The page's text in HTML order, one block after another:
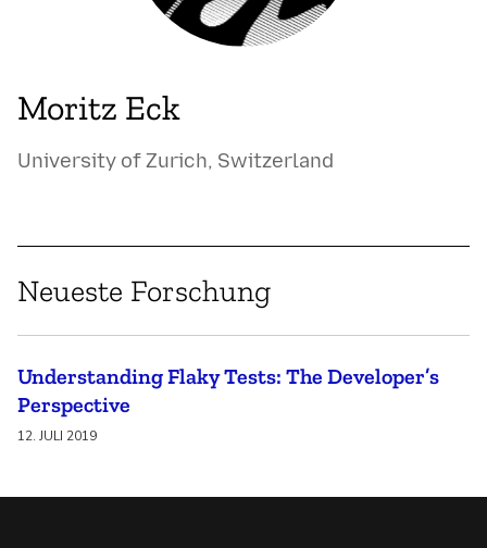
Moritz Eck
University of Zurich, Switzerland
Neueste Forschung
Understanding Flaky Tests: The Developer’s
Perspective
12. JULI 2019